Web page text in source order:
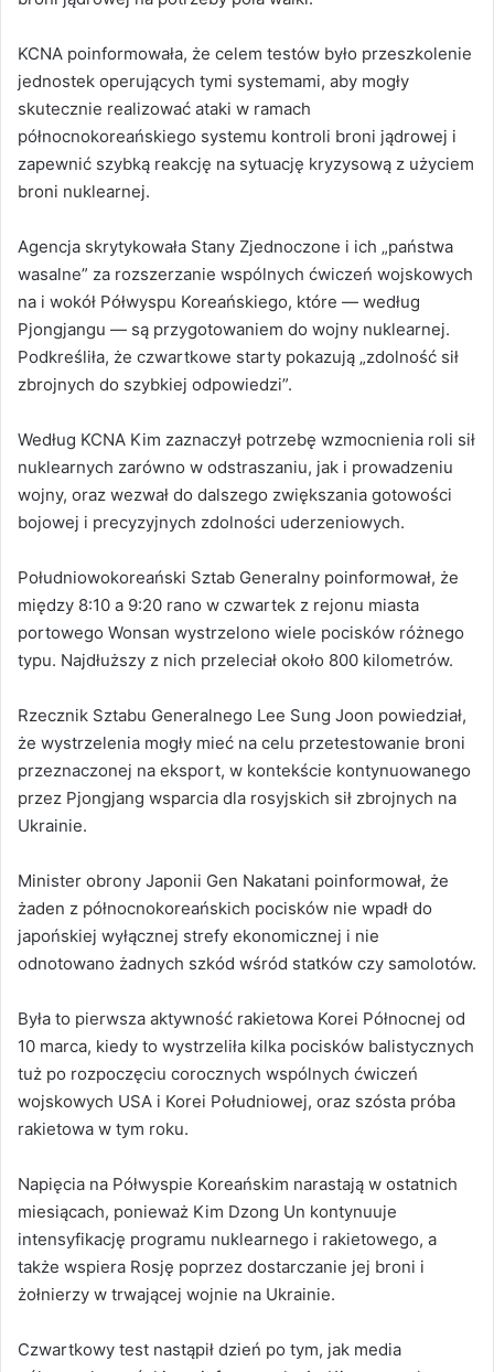
KCNA poinformowała, że celem testów było przeszkolenie
jednostek operujących tymi systemami, aby mogły
skutecznie realizować ataki w ramach
północnokoreańskiego systemu kontroli broni jądrowej i
zapewnić szybką reakcję na sytuację kryzysową z użyciem
broni nuklearnej.
Agencja skrytykowała Stany Zjednoczone i ich „państwa
wasalne” za rozszerzanie wspólnych ćwiczeń wojskowych
na i wokół Półwyspu Koreańskiego, które — według
Pjongjangu — są przygotowaniem do wojny nuklearnej.
Podkreśliła, że czwartkowe starty pokazują „zdolność sił
zbrojnych do szybkiej odpowiedzi”.
Według KCNA Kim zaznaczył potrzebę wzmocnienia roli sił
nuklearnych zarówno w odstraszaniu, jak i prowadzeniu
wojny, oraz wezwał do dalszego zwiększania gotowości
bojowej i precyzyjnych zdolności uderzeniowych.
Południowokoreański Sztab Generalny poinformował, że
między 8:10 a 9:20 rano w czwartek z rejonu miasta
portowego Wonsan wystrzelono wiele pocisków różnego
typu. Najdłuższy z nich przeleciał około 800 kilometrów.
Rzecznik Sztabu Generalnego Lee Sung Joon powiedział,
że wystrzelenia mogły mieć na celu przetestowanie broni
przeznaczonej na eksport, w kontekście kontynuowanego
przez Pjongjang wsparcia dla rosyjskich sił zbrojnych na
Ukrainie.
Minister obrony Japonii Gen Nakatani poinformował, że
żaden z północnokoreańskich pocisków nie wpadł do
japońskiej wyłącznej strefy ekonomicznej i nie
odnotowano żadnych szkód wśród statków czy samolotów.
Była to pierwsza aktywność rakietowa Korei Północnej od
10 marca, kiedy to wystrzeliła kilka pocisków balistycznych
tuż po rozpoczęciu corocznych wspólnych ćwiczeń
wojskowych USA i Korei Południowej, oraz szósta próba
rakietowa w tym roku.
Napięcia na Półwyspie Koreańskim narastają w ostatnich
miesiącach, ponieważ Kim Dzong Un kontynuuje
intensyfikację programu nuklearnego i rakietowego, a
także wspiera Rosję poprzez dostarczanie jej broni i
żołnierzy w trwającej wojnie na Ukrainie.
Czwartkowy test nastąpił dzień po tym, jak media